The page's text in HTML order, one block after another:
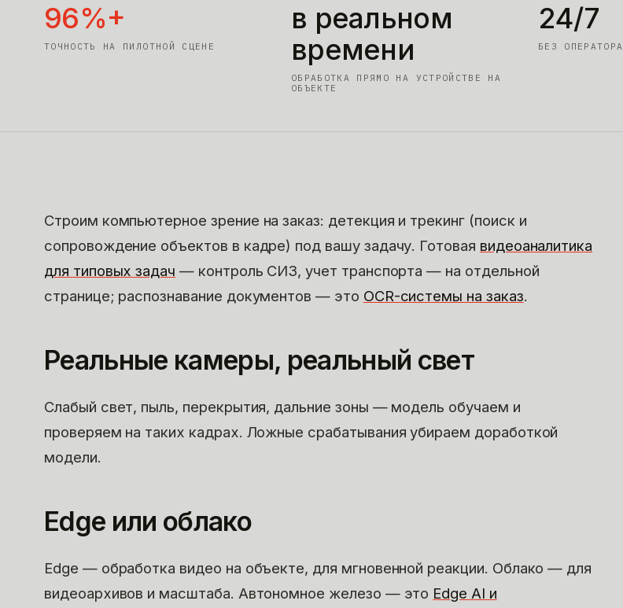
96%+
ТОЧНОСТЬ НА ПИЛОТНОЙ СЦЕНЕ
в реальном
времени
ОБРАБОТКА ПРЯМО НА УСТРОЙСТВЕ НА
ОБЪЕКТЕ
24/7
БЕЗ ОПЕРАТОРА
Строим компьютерное зрение на заказ: детекция и трекинг (поиск и
сопровождение объектов в кадре) под вашу задачу. Готовая видеоаналитика
для типовых задач — контроль СИЗ, учет транспорта — на отдельной
странице; распознавание документов — это OCR-системы на заказ.
Реальные камеры, реальный свет
Слабый свет, пыль, перекрытия, дальние зоны — модель обучаем и
проверяем на таких кадрах. Ложные срабатывания убираем доработкой
модели.
Edge или облако
Edge — обработка видео на объекте, для мгновенной реакции. Облако — для
видеоархивов и масштаба. Автономное железо — это Edge AI и